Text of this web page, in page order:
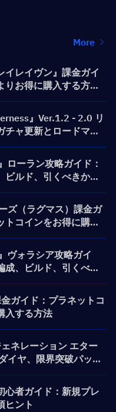
More
イレイヴン』課金ガイ
りお得に購入する方法
』Ver.1.2 - 2.0 リ
チャ更新とロードマッ
ローラン攻略ガイド：
ビルド、引くべきか徹
ズ（ラグマス）課金ガ
トコインをお得に購入
ヴォラシア攻略ガイ
成、ビルド、引くべき
ガイド：プラネットコ
入する方法
ネレーション エター
イヤ、限界突破パッ
ャージ方法
心者ガイド：新規プレ
ヒント